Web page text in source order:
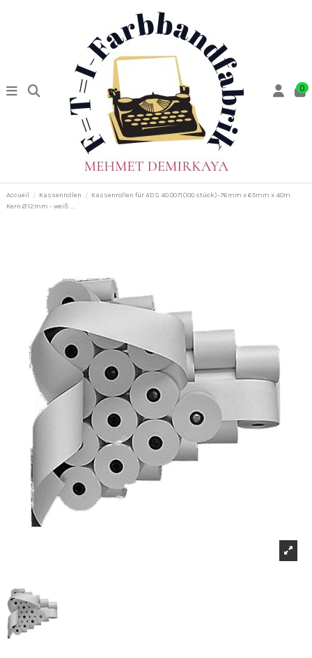
0
Accueil Kassenrollen
Kassenrollen für ADS 40.0071(100.stück)-76mm x 65mm x 40m
Kern Ø 12mm - weiß ...